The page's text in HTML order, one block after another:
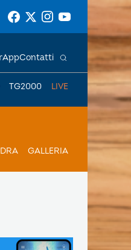
TG2000 LIVE
AppContatti
GALLERIA